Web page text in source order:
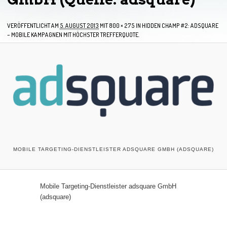
VERÖFFENTLICHT AM 5. AUGUST 2013 MIT800 × 275 IN HIDDEN CHAMP #2: ADSQUARE
– MOBILE KAMPAGNEN MIT HÖCHSTER TREFFERQUOTE.
MOBILE TARGETING-DIENSTLEISTER ADSQUARE GMBH (ADSQUARE)
Mobile Targeting-Dienstleister adsquare GmbH
(adsquare)